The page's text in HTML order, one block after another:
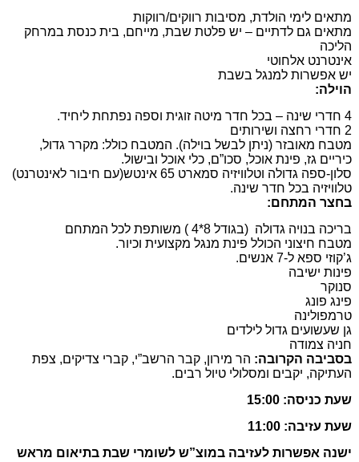
מתאים לימי הולדת, מסיבות רווקים/רווקות
מתאים גם לדתיים – יש פלטת שבת, מייחם, בית כנסת במרחק
הליכה
אינטרנט אלחוטי
יש אפשרות למנגל בשבת
הוילה:
4 חדרי שינה – בכל חדר מיטה זוגית וספה נפתחת ליחיד.
2 חדרי רחצה ושירותים
מטבח מאובזר (ניתן לבשל בוילה). המטבח כולל: מקרר גדול,
כיריים גז, פינת אוכל, סכו”ם, כלי אוכל ובישול.
סלון-ספה גדולה וטלוויזיה סמארט 65 אינטש(עם חיבור לאינטרנט)
טלוויזיה בכל חדר שינה.
בחצר המתחם:
בריכה בנויה גדולה (בגודל 8*4 ) משותפת לכל המתחם
מטבח חיצוני הכולל פינת מנגל מקצועית וכיור.
ג’קוזי ספא ל-7 אנשים.
פינות ישיבה
סנוקר
פינג פונג
טרמפולינה
גן שעשועים גדול לילדים
חניה צמודה
בסביבה הקרובה: הר מירון, קבר הרשב”י, קברי צדיקים, צפת
העתיקה, יקבים ומסלולי טיול רבים.
שעת כניסה: 15:00
שעת עזיבה: 11:00
ישנה אפשרות לעזיבה במוצ”ש לשומרי שבת בתיאום מראש